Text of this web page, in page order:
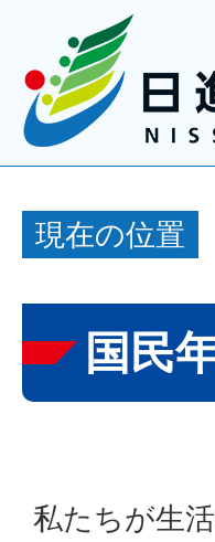
現在の位置
国民
私たちが生